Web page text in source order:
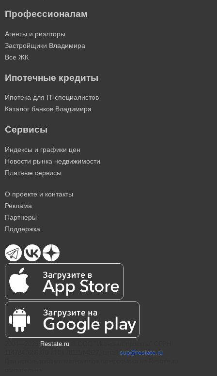
Профессионалам
Агенты и риэлторы
Застройщики Владимира
Все ЖК
Ипотечные кредиты
Ипотека для IT-специалистов
Каталог банков Владимира
Сервисы
Индексы и графики цен
Новости рынка недвижимости
Платные сервисы
О проекте и контакты
Реклама
Партнеры
Поддержка
Restate.ru
sup@restate.ru